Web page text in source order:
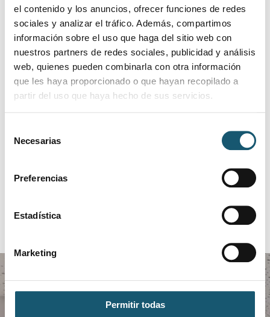
el contenido y los anuncios, ofrecer funciones de redes
sociales y analizar el tráfico. Además, compartimos
información sobre el uso que haga del sitio web con
nuestros partners de redes sociales, publicidad y análisis
web, quienes pueden combinarla con otra información
que les haya proporcionado o que hayan recopilado a
partir del uso que haya hecho de sus servicios.
Necesarias
Preferencias
Estadística
Marketing
Permitir todas
No se encontraron resultados
No hay ofertas de empleo que coincidan con
los filtros aplicados.